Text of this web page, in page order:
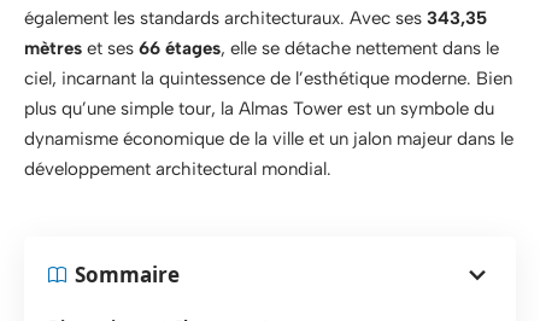
également les standards architecturaux. Avec ses 343,35
mètres et ses 66 étages, elle se détache nettement dans le
ciel, incarnant la quintessence de l’esthétique moderne. Bien
plus qu’une simple tour, la Almas Tower est un symbole du
dynamisme économique de la ville et un jalon majeur dans le
développement architectural mondial.
Sommaire